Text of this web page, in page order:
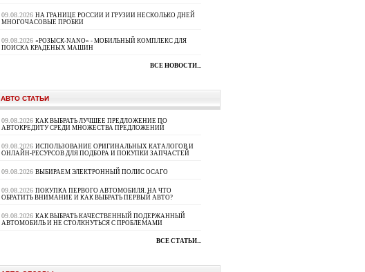
09.08.2026 НА ГРАНИЦЕ РОССИИ И ГРУЗИИ НЕСКОЛЬКО ДНЕЙ
МНОГОЧАСОВЫЕ ПРОБКИ
09.08.2026 «РОЗЫСК-NANO» - МОБИЛЬНЫЙ КОМПЛЕКС ДЛЯ
ПОИСКА КРАДЕНЫХ МАШИН
ВСЕ НОВОСТИ...
АВТО СТАТЬИ
09.08.2026 КАК ВЫБРАТЬ ЛУЧШЕЕ ПРЕДЛОЖЕНИЕ ПО
АВТОКРЕДИТУ СРЕДИ МНОЖЕСТВА ПРЕДЛОЖЕНИЙ
09.08.2026 ИСПОЛЬЗОВАНИЕ ОРИГИНАЛЬНЫХ КАТАЛОГОВ И
ОНЛАЙН-РЕСУРСОВ ДЛЯ ПОДБОРА И ПОКУПКИ ЗАПЧАСТЕЙ
09.08.2026 ВЫБИРАЕМ ЭЛЕКТРОННЫЙ ПОЛИС ОСАГО
09.08.2026 ПОКУПКА ПЕРВОГО АВТОМОБИЛЯ. НА ЧТО
ОБРАТИТЬ ВНИМАНИЕ И КАК ВЫБРАТЬ ПЕРВЫЙ АВТО?
09.08.2026 КАК ВЫБРАТЬ КАЧЕСТВЕННЫЙ ПОДЕРЖАННЫЙ
АВТОМОБИЛЬ И НЕ СТОЛКНУТЬСЯ С ПРОБЛЕМАМИ
ВСЕ СТАТЬИ...